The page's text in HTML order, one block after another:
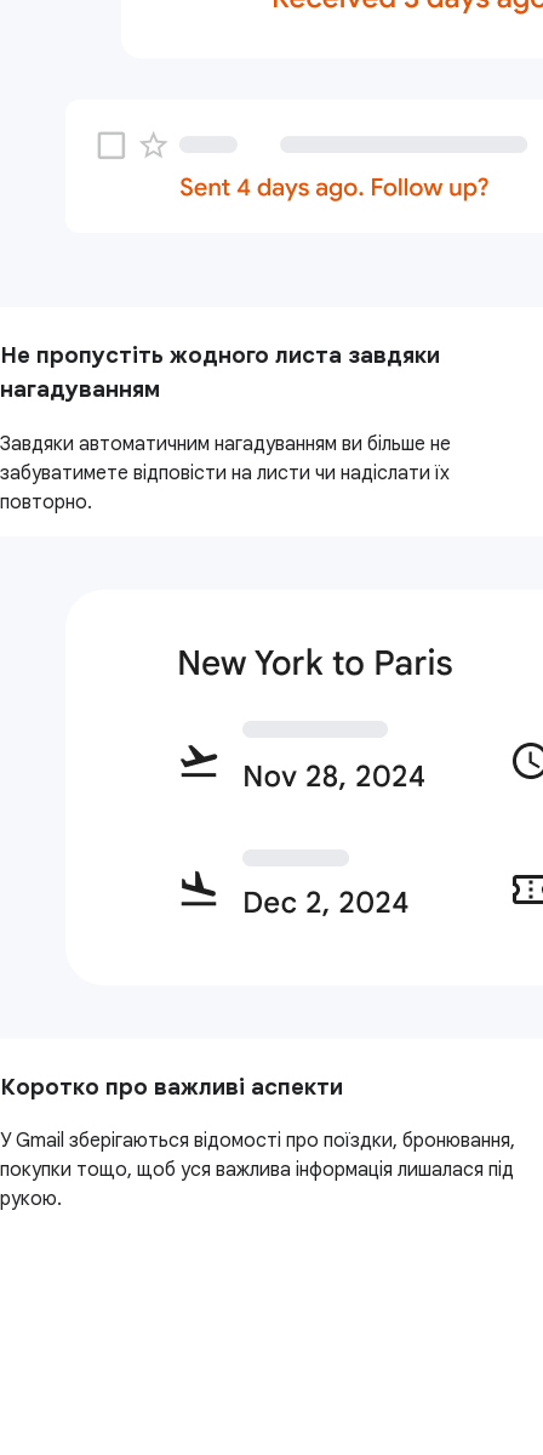
Не пропустіть жодного листа завдяки
нагадуванням
Завдяки автоматичним нагадуванням ви більше не
забуватимете відповісти на листи чи надіслати їх
повторно.
Коротко про важливі аспекти
У Gmail зберігаються відомості про поїздки, бронювання,
покупки тощо, щоб уся важлива інформація лишалася під
рукою.